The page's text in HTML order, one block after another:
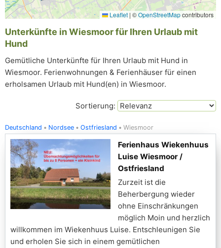
Leaflet | ©OpenStreetMapcontributors
Unterkünfte in Wiesmoor für Ihren Urlaub mit
Hund
Gemütliche Unterkünfte für Ihren Urlaub mit Hund in
Wiesmoor. Ferienwohnungen & Ferienhäuser für einen
erholsamen Urlaub mit Hund(en) in Wiesmoor.
Sortierung:
Deutschland Nordsee Ostfriesland Wiesmoor
Ferienhaus Wiekenhuus
Luise Wiesmoor /
Ostfriesland
Zurzeit ist die
Beherbergung wieder
ohne Einschränkungen
möglich Moin und herzlich
willkommen im Wiekenhuus Luise. Entschleunigen Sie
und erholen Sie sich in einem gemütlichen